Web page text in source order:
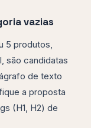
vazias
5 produtos,
são candidatas
de texto
a proposta
(H1, H2) de